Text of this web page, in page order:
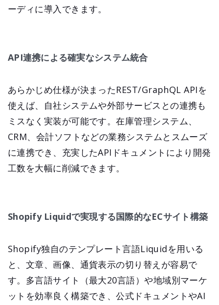
ーディに導入できます。
API連携による確実なシステム統合
あらかじめ仕様が決まったREST/GraphQL APIを
使えば、自社システムや外部サービスとの連携も
ミスなく実装が可能です。在庫管理システム、
CRM、会計ソフトなどの業務システムとスムーズ
に連携でき、充実したAPIドキュメントにより開発
工数を大幅に削減できます。
Shopify Liquidで実現する国際的なECサイト構築
Shopify独自のテンプレート言語Liquidを用いる
と、文章、画像、通貨表示の切り替えが容易で
す。多言語サイト（最大20言語）や地域別マーケ
ットを効率良く構築でき、公式ドキュメントやAI